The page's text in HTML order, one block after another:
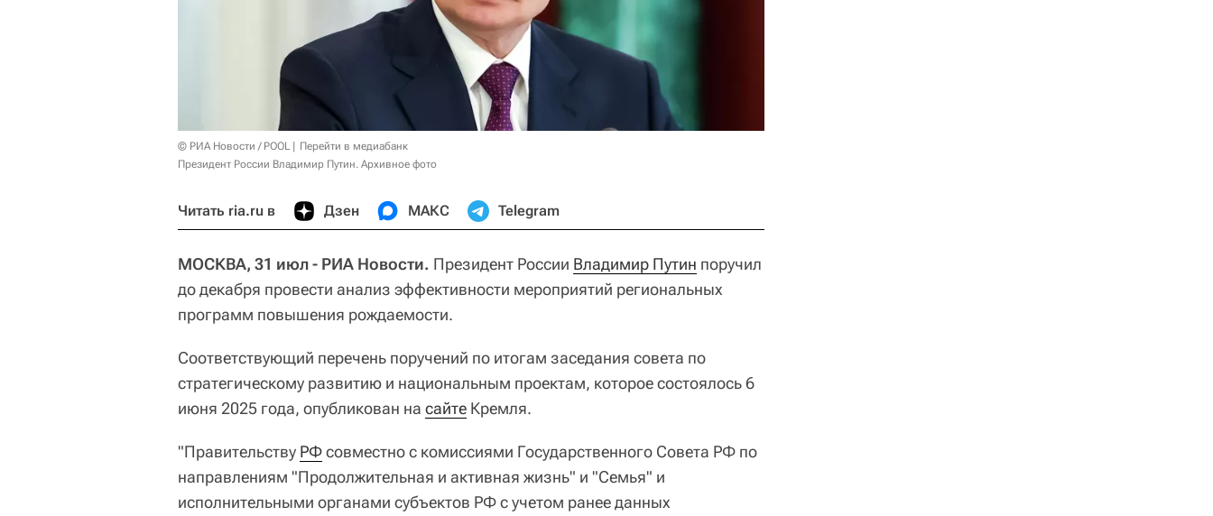
© РИА Новости / POOL
Перейти в медиабанк
Президент России Владимир Путин. Архивное фото
Читать ria.ru в Дзен МАКС Telegram
МОСКВА, 31 июл - РИА Новости. Президент России Владимир Путин поручил
до декабря провести анализ эффективности мероприятий региональных
программ повышения рождаемости.
Соответствующий перечень поручений по итогам заседания совета по
стратегическому развитию и национальным проектам, которое состоялось 6
июня 2025 года, опубликован на сайте Кремля.
"Правительству РФсовместно с комиссиями Государственного Совета РФ по
направлениям "Продолжительная и активная жизнь" и "Семья" и
исполнительными органами субъектов РФ с учетом ранее данных